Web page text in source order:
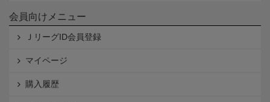
会員向けメニュー
ＪリーグID会員登録
マイページ
購入履歴